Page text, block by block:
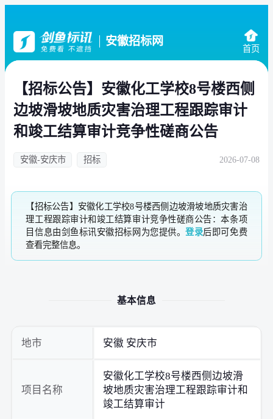
安徽招标网
首页
【招标公告】安徽化工学校8号楼西侧
边坡滑坡地质灾害治理工程跟踪审计
和竣工结算审计竞争性磋商公告
安徽-安庆市 招标 2026-07-08
【招标公告】安徽化工学校8号楼西侧边坡滑坡地质灾害治
理工程跟踪审计和竣工结算审计竞争性磋商公告：本条项
目信息由剑鱼标讯安徽招标网为您提供。登录后即可免费
查看完整信息。
基本信息
地市 安徽 安庆市
项目名称
安徽化工学校8号楼西侧边坡滑
坡地质灾害治理工程跟踪审计和
竣工结算审计